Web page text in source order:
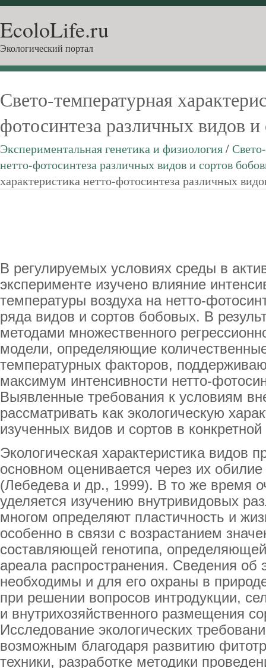
EcoloLife.ru
Экологический портал
Свето-температурная
фотосинтеза различных видов
Экспериментальная генетика и физиология/
нетто-фотосинтеза различных видов и сортов
характеристика нетто-фотосинтеза различных
В регулируемых условиях среды в
эксперименте изучено влияние
температуры воздуха на нетто-
ряда видов и сортов бобовых. В
методами множественного
модели, определяющие
температурных факторов,
максимум интенсивности нетто-
Выявленные требования к условиям
рассматривать как экологическую
изученных видов и сортов в
Экологическая характеристика видов
основном оценивается через их
(Лебедева и др., 1999). В то же время
уделяется изучению внутривидовых
многом определяют пластичность и
особенно в связи с возрастанием
составляющей генотипа,
ареала распространения. Сведения об
необходимы и для его охраны в
при решении вопросов интродукции,
и внутрихозяйственного размещения
Исследование экологических
возможным благодаря развитию
техники, разработке методики